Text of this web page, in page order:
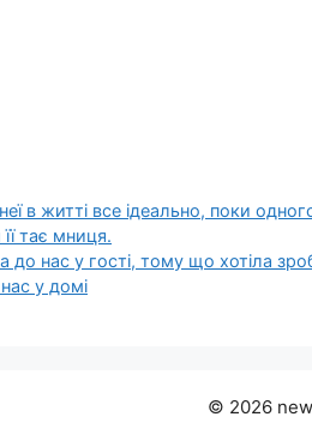
в житті все ідеально, поки
тає мниця.
до нас у гості, тому що хотіла
у домі
© 2026